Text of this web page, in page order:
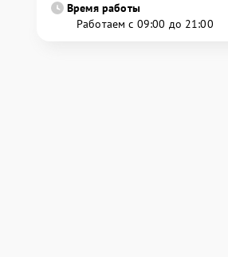
Время работы
Работаем с 09:00 до 21:00